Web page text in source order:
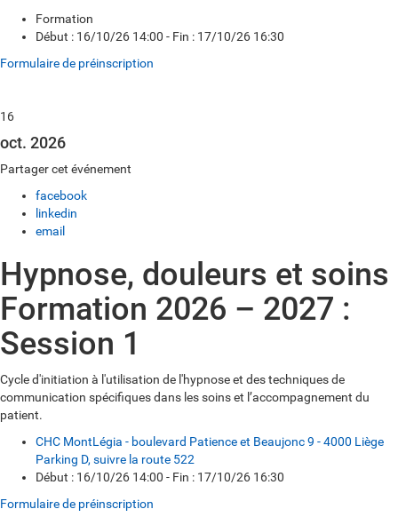
Formation
Début : 16/10/26 14:00 - Fin : 17/10/26 16:30
Formulaire de préinscription
16
oct. 2026
Partager cet événement
facebook
linkedin
email
Hypnose, douleurs et soins
Formation 2026 – 2027 :
Session 1
Cycle d'initiation à l'utilisation de l'hypnose et des techniques de
communication spécifiques dans les soins et l’accompagnement du
patient.
CHC MontLégia - boulevard Patience et Beaujonc 9 - 4000 Liège
Parking D, suivre la route 522
Début : 16/10/26 14:00 - Fin : 17/10/26 16:30
Formulaire de préinscription